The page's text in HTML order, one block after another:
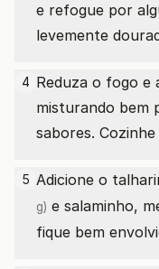
e refogue por
levemente
4 Reduza o fogo e
misturando bem
sabores.
5 Adicione o
g) e salaminho,
fique bem